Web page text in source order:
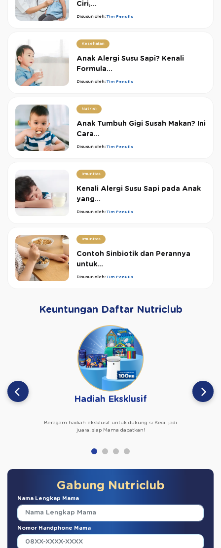
Ciri,...
Disusun oleh: Tim Penulis
Kesehatan
Anak Alergi Susu Sapi? Kenali
Formula...
Disusun oleh: Tim Penulis
Nutrisi
Anak Tumbuh Gigi Susah Makan? Ini
Cara...
Disusun oleh: Tim Penulis
Imunitas
Kenali Alergi Susu Sapi pada Anak
yang...
Disusun oleh: Tim Penulis
Imunitas
Contoh Sinbiotik dan Perannya
untuk...
Disusun oleh: Tim Penulis
Keuntungan Daftar Nutriclub
Hadiah Eksklusif
Beragam hadiah eksklusif untuk dukung si Kecil jadi
juara, siap Mama dapatkan!
Gabung Nutriclub
Nama Lengkap Mama
Nomor Handphone Mama